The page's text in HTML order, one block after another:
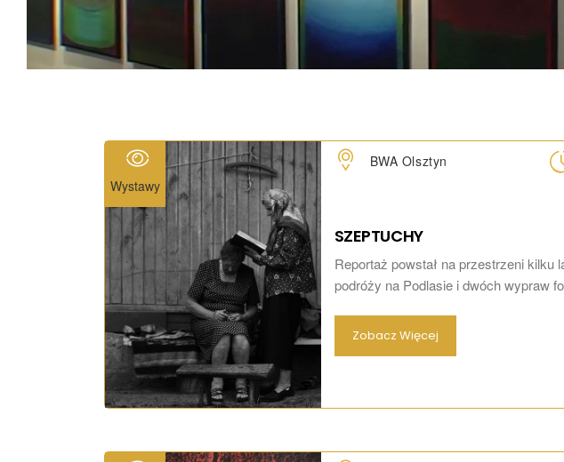
Wystawy
BWA Olsztyn
SZEPTUCHY
Reportaż powstał na przestrzeni kilku
podróży na Podlasie i dwóch wypraw
Zobacz Więcej